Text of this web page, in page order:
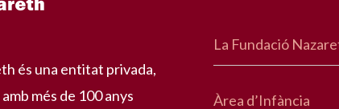
és una entitat privada,
més de 100 anys
La Fundació
Àrea d’Infància